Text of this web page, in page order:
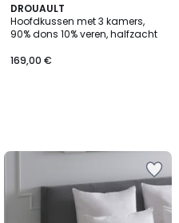
DROUAULT
Hoofdkussen met 3 kamers,
90% dons 10% veren, halfzacht
169,00 €